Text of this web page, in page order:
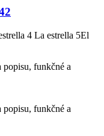
4 La estrella 5El
popisu, funkčné a
popisu, funkčné a